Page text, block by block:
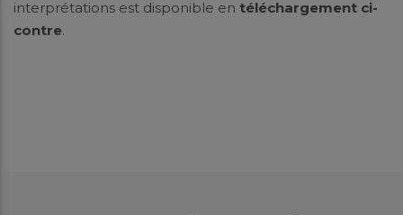
interprétations est disponible en téléchargement ci-
contre.